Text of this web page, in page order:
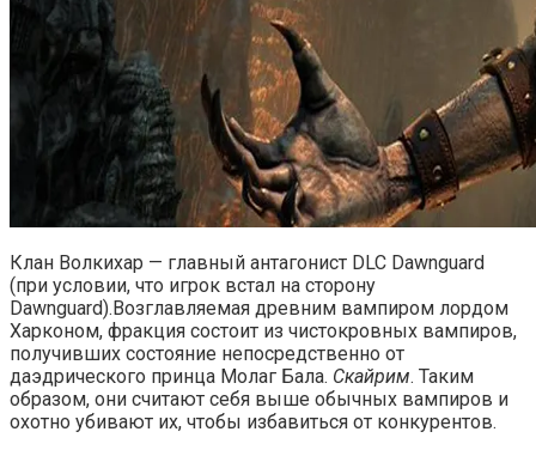
Клан Волкихар — главный антагонист DLC Dawnguard
(при условии, что игрок встал на сторону
Dawnguard).Возглавляемая древним вампиром лордом
Харконом, фракция состоит из чистокровных вампиров,
получивших состояние непосредственно от
даэдрического принца Молаг Бала. Скайрим. Таким
образом, они считают себя выше обычных вампиров и
охотно убивают их, чтобы избавиться от конкурентов.